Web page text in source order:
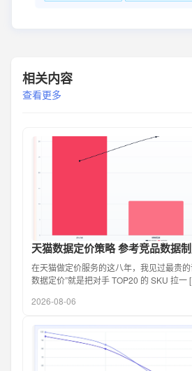
相关内容
查看更多
天猫数据定价策略 参考竞品数据
在天猫做定价服务的这八年，我见过最贵
数据定价”就是把对手 TOP20 的 SKU 拉
2026-08-06